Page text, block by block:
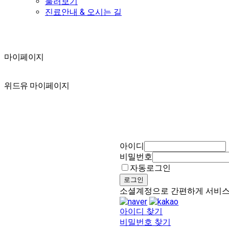
진료안내 & 오시는 길
마이페이지
위드유 마이페이지
아이디
비밀번호
자동로그인
로그인
소셜계정으로 간편하게 서비
아이디 찾기
비밀번호 찾기